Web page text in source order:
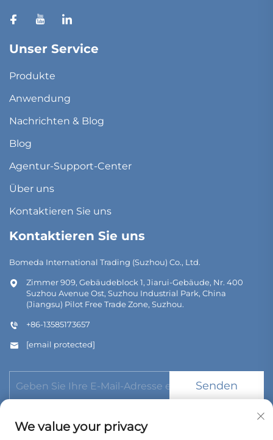
Unser Service
Produkte
Anwendung
Nachrichten & Blog
Blog
Agentur-Support-Center
Über uns
Kontaktieren Sie uns
Kontaktieren Sie uns
Bomeda International Trading (Suzhou) Co., Ltd.
Zimmer 909, Gebäudeblock 1, Jiarui-Gebäude, Nr. 400
Suzhou Avenue Ost, Suzhou Industrial Park, China
(Jiangsu) Pilot Free Trade Zone, Suzhou.
+86-13585173657
[email protected]
Senden
We value your privacy